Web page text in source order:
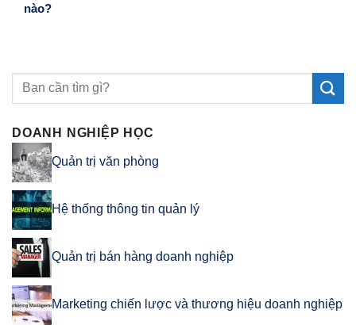
nào?
DOANH NGHIỆP HỌC
Quản trị văn phòng
Hệ thống thông tin quản lý
Quản trị bán hàng doanh nghiệp
Marketing chiến lược và thương hiệu doanh nghiệp